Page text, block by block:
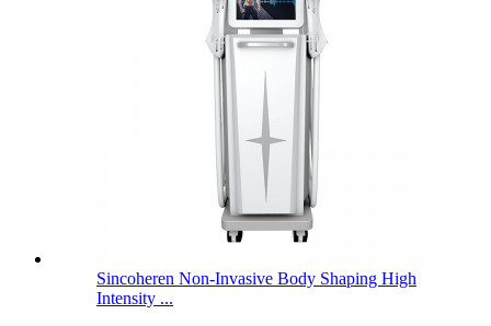
Sincoheren Non-Invasive Body Shaping High
Intensity ...